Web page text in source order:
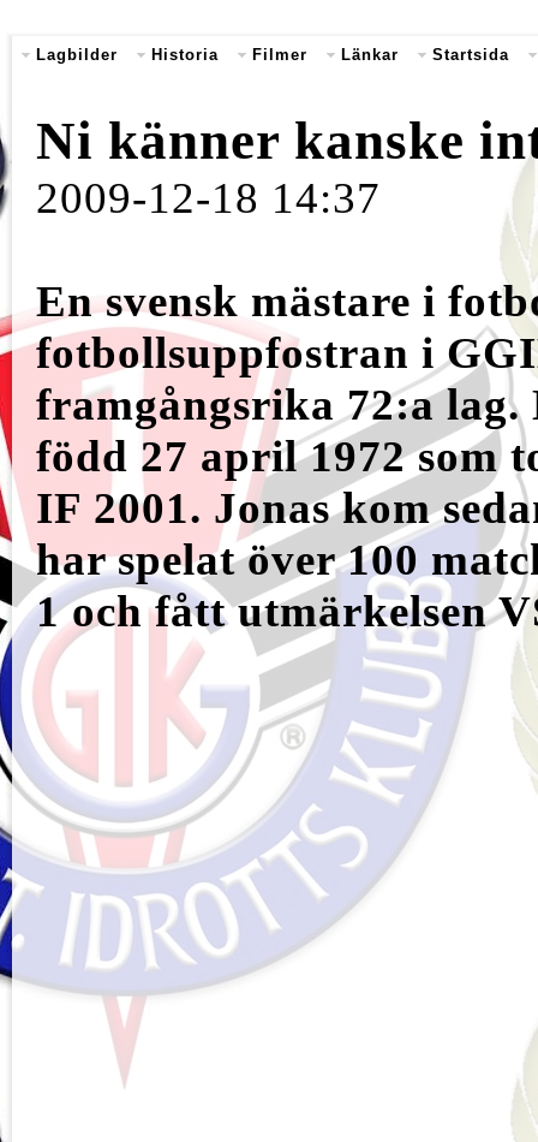
Lagbilder Historia Filmer Länkar Startsida
Ni känner kanske
2009-12-18 14:37
En svensk mästare i
fotbollsuppfostran i
framgångsrika 72:a
född 27 april 1972 som
IF 2001. Jonas kom
har spelat över 100
1 och fått utmärkelsen